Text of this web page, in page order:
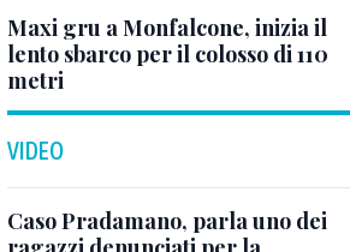
Maxi gru a Monfalcone, inizia il
lento sbarco per il colosso di 110
metri
VIDEO
Caso Pradamano, parla uno dei